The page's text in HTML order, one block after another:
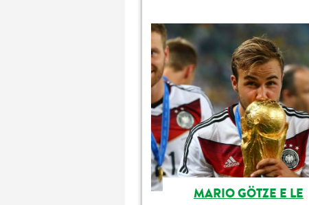
MARIO GÖTZE E LE